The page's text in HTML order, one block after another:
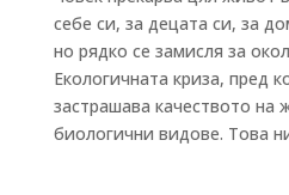
себе си, за децата си, за
но рядко се замисля за
Екологичната криза, пред
застрашава качеството на
биологични видове. Това